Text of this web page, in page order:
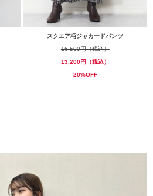
スクエア柄ジャカードパンツ
16,500円（税込）
13,200円（税込）
20%OFF